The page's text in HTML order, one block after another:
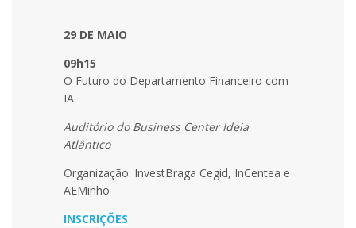
29 DE MAIO
09h15
O Futuro do Departamento Financeiro com
IA
Auditório do Business Center Ideia
Atlântico
Organização: InvestBraga Cegid, InCentea e
AEMinho
INSCRIÇÕES